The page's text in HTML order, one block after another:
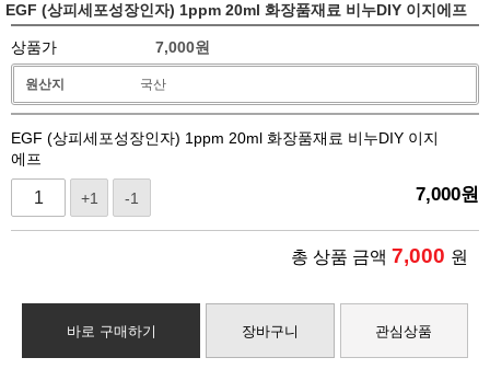
EGF (상피세포성장인자) 1ppm 20ml 화장품재료 비누DIY 이지에프
상품가 7,000원
원산지 국산
EGF (상피세포성장인자) 1ppm 20ml 화장품재료 비누DIY 이지
에프
+1 -1 7,000원
총 상품 금액 7,000 원
바로 구매하기 장바구니 관심상품